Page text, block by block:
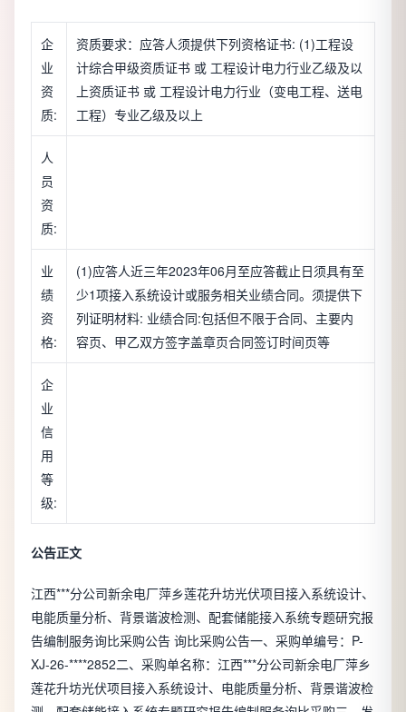
企
业
资
质:
资质要求：应答人须提供下列资格证书: (1)工程设
计综合甲级资质证书 或 工程设计电力行业乙级及以
上资质证书 或 工程设计电力行业（变电工程、送电
工程）专业乙级及以上
人
员
资
质:
业
绩
资
格:
(1)应答人近三年2023年06月至应答截止日须具有至
少1项接入系统设计或服务相关业绩合同。须提供下
列证明材料: 业绩合同:包括但不限于合同、主要内
容页、甲乙双方签字盖章页合同签订时间页等
企
业
信
用
等
级:
公告正文
江西***分公司新余电厂萍乡莲花升坊光伏项目接入系统设计、
电能质量分析、背景谐波检测、配套储能接入系统专题研究报
告编制服务询比采购公告 询比采购公告一、采购单编号：P-
XJ-26-****2852二、采购单名称：江西***分公司新余电厂萍乡
莲花升坊光伏项目接入系统设计、电能质量分析、背景谐波检